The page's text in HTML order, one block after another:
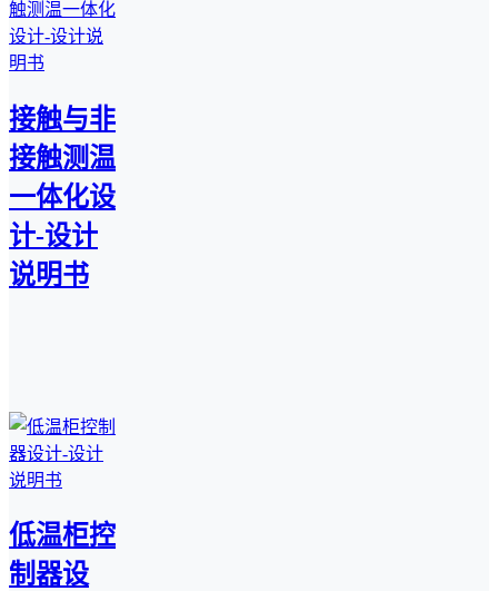
接触与非
接触测温
一体化设
计-设计
说明书
低温柜控
制器设